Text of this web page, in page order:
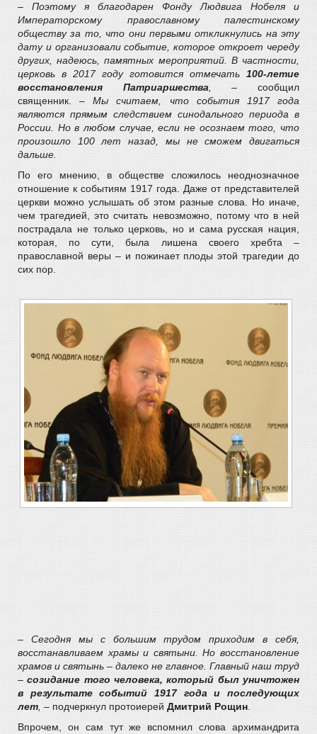
– Поэтому я благодарен Фонду Людвига Нобеля и
Императорскому православному палестинскому
обществу за то, что они первыми откликнулись на эту
дату и организовали событие, которое откроет череду
других, надеюсь, памятных мероприятий. В частности,
церковь в 2017 году готовится отмечать 100-летие
восстановления Патриаршества, – сообщил
священник. –Мы считаем, что события 1917 года
являются прямым следствием синодального периода в
России. Но в любом случае, если не осознаем того, что
произошло 100 лет назад, мы не сможем двигаться
дальше.
По его мнению, в обществе сложилось неоднозначное
отношение к событиям 1917 года. Даже от представителей
церкви можно услышать об этом разные слова. Но иначе,
чем трагедией, это считать невозможно, потому что в ней
пострадала не только церковь, но и сама русская нация,
которая, по сути, была лишена своего хребта –
православной веры – и пожинает плоды этой трагедии до
сих пор.
– Сегодня мы с большим трудом приходим в себя,
восстанавливаем храмы и святыни. Но восстановление
храмов и святынь – далеко не главное. Главный наш труд
–созидание того человека, который был уничтожен
в результате событий 1917 года и последующих
лет, – подчеркнул протоиерей Дмитрий Рощин.
Впрочем, он сам тут же вспомнил слова архимандрита